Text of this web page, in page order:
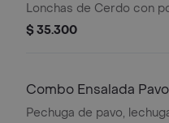
Lonchas de Cerdo con
amarillo, piña calada,
$ 35.300
Combo Ensalada Pavo
Pechuga de pavo,